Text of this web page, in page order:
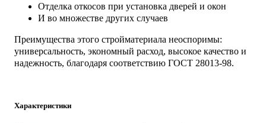
Отделка откосов при установка дверей и окон
И во множестве других случаев
Преимущества этого стройматериала неоспоримы:
универсальность, экономный расход, высокое качество и
надежность, благодаря соответствию ГОСТ 28013-98.
Характеристики